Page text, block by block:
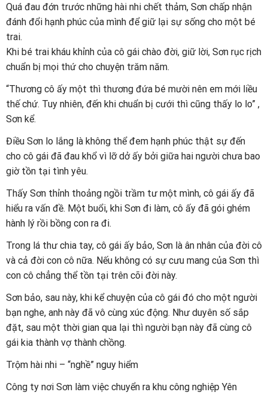
Quá đau đớn trước những hài nhi chết thảm, Sơn chấp nhận
đánh đổi hạnh phúc của mình để giữ lại sự sống cho một bé
trai.
Khi bé trai kháu khỉnh của cô gái chào đời, giữ lời, Sơn rục rịch
chuẩn bị mọi thứ cho chuyện trăm năm.
“Thương cô ấy một thì thương đứa bé mười nên em mới liều
thế chứ. Tuy nhiên, đến khi chuẩn bị cưới thì cũng thấy lo lo” ,
Sơn kể.
Điều Sơn lo lắng là không thể đem hạnh phúc thật sự đến
cho cô gái đã đau khổ vì lỡ dở ấy bởi giữa hai người chưa bao
giờ tồn tại tình yêu.
Thấy Sơn thỉnh thoảng ngồi trầm tư một mình, cô gái ấy đã
hiểu ra vấn đề. Một buổi, khi Sơn đi làm, cô ấy đã gói ghém
hành lý rồi bồng con ra đi.
Trong lá thư chia tay, cô gái ấy bảo, Sơn là ân nhân của đời cô
và cả đời con cô nữa. Nếu không có sự cưu mang của Sơn thì
con cô chẳng thể tồn tại trên cõi đời này.
Sơn bảo, sau này, khi kể chuyện của cô gái đó cho một người
bạn nghe, anh này đã vô cùng xúc động. Như duyên số sắp
đặt, sau một thời gian qua lại thì người bạn này đã cùng cô
gái kia thành vợ thành chồng.
Trộm hài nhi – “nghề” nguy hiểm
Công ty nơi Sơn làm việc chuyển ra khu công nghiệp Yên